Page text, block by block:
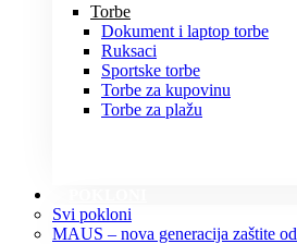
Torbe
Dokument i laptop torbe
Ruksaci
Sportske torbe
Torbe za kupovinu
Torbe za plažu
Svi pokloni
MAUS – nova generacija zaštite